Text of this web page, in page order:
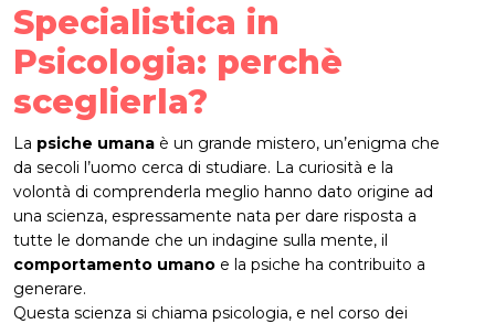
Specialistica in
Psicologia: perchè
sceglierla?
La psiche umana è un grande mistero, un’enigma che
da secoli l’uomo cerca di studiare. La curiosità e la
volontà di comprenderla meglio hanno dato origine ad
una scienza, espressamente nata per dare risposta a
tutte le domande che un indagine sulla mente, il
comportamento umano e la psiche ha contribuito a
generare.
Questa scienza si chiama psicologia, e nel corso dei